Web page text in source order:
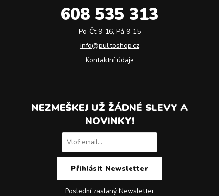
608 535 313
Po-Čt 9-16, Pá 9-15
info@pulitoshop.cz
Kontaktní údaje
NEZMEŠKEJ UŽ ŽÁDNÉ SLEVY A
NOVINKY!
Poslední zaslaný Newsletter